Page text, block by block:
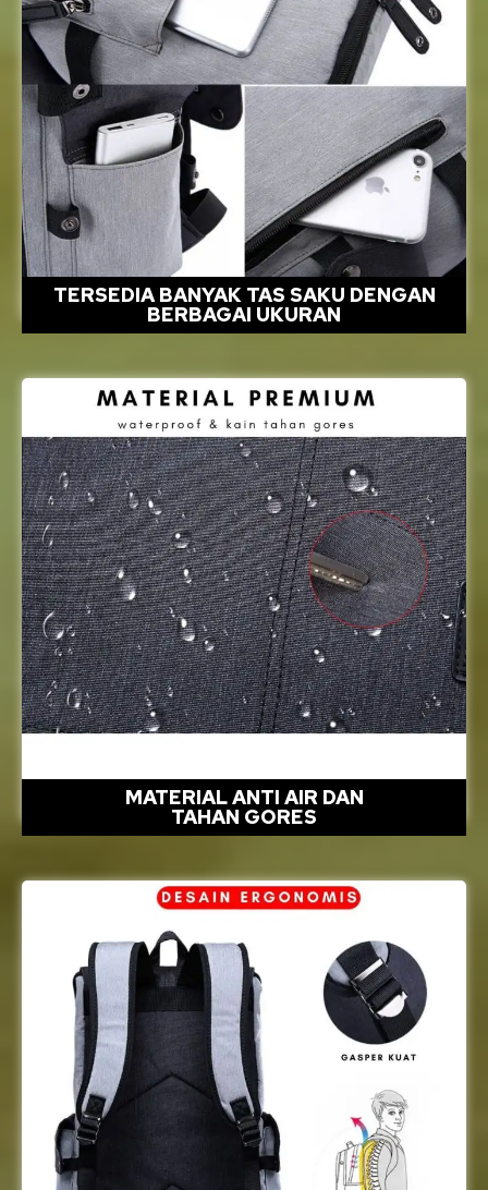
TERSEDIA BANYAK TAS SAKU DENGAN
BERBAGAI UKURAN
MATERIAL ANTI AIR DAN
TAHAN GORES